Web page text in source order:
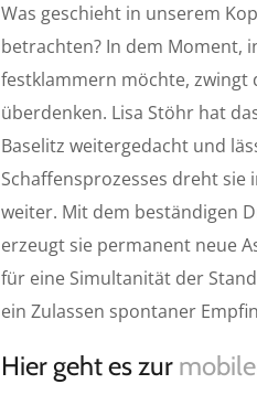
l
a
y
Was geschieht in unserem
betrachten? In dem Moment,
festklammern möchte, zwingt
überdenken. Lisa Stöhr hat
Baselitz weitergedacht und
Schaffensprozesses dreht
weiter. Mit dem beständigen
erzeugt sie permanent neue
für eine Simultanität der
ein Zulassen spontaner
Hier geht es zur